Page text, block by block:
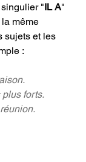
"IL A"
même
sujets et les
:
plus forts.